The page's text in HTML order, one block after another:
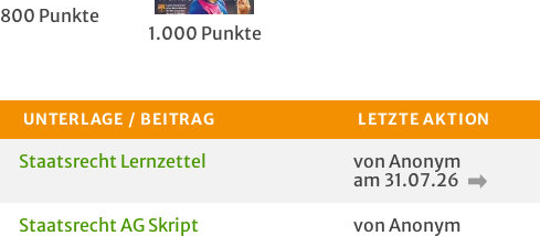
800 Punkte
1.000 Punkte
UNTERLAGE / BEITRAG LETZTE AKTION
Staatsrecht Lernzettel
von Anonym
am 31.07.26
Staatsrecht AG Skript
von Anonym